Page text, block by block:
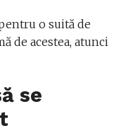
o suită de
de acestea, atunci
se